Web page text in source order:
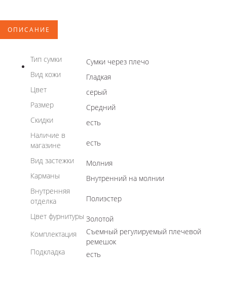
ОПИСАНИЕ
Тип сумки
Сумки через плечо
Вид кожи
Гладкая
Цвет
серый
Размер
Средний
Скидки
есть
Наличие в
магазине
есть
Вид застежки
Молния
Карманы
Внутренний на молнии
Внутренняя
отделка
Полиэстер
Цвет фурнитуры Золотой
Комплектация
Съемный регулируемый плечевой
ремешок
Подкладка
есть